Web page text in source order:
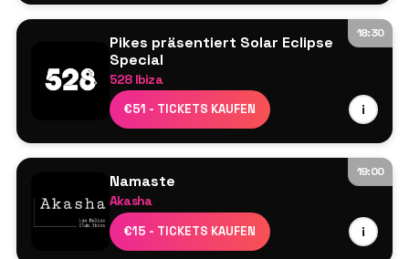
Melanie Ribbe
Paco Osuna
18:30
Pikes präsentiert Solar Eclipse
Special
528 Ibiza
€51 - TICKETS KAUFEN i
Resident DJs
19:00
Namaste
Akasha
€15 - TICKETS KAUFEN i
Line-up wird noch bekannt gegeben